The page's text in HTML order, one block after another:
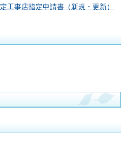
工事店指定申請書（新規・更新）